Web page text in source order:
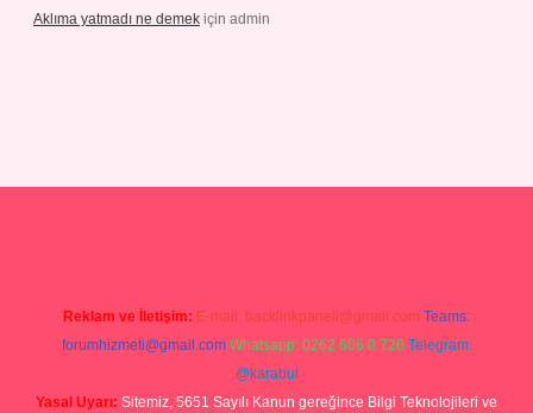
Aklıma yatmadı ne demek için admin
Reklam ve İletişim: E-mail: backlinkpaneli@gmail.com Teams:
forumhizmeti@gmail.com Whatsapp: 0262 606 0 726 Telegram:
@karabul
Yasal Uyarı: Sitemiz, 5651 Sayılı Kanun gereğince Bilgi Teknolojileri ve